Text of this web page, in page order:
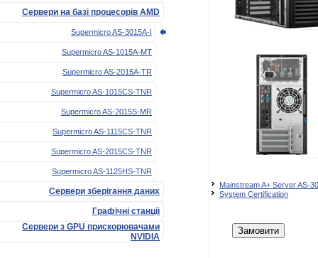
Сервери на базі процесорів AMD
Supermicro AS-3015A-I
Supermicro AS-1015A-MT
Supermicro AS-2015A-TR
Supermicro AS-1015CS-TNR
Supermicro AS-2015S-MR
Supermicro AS-1115CS-TNR
Supermicro AS-2015CS-TNR
Supermicro AS-1125HS-TNR
Сервери зберігання даних
Графічні станції
Сервери з GPU прискорювачами
NVIDIA
Mainstream A+ Server AS-
System Certification
Замовити